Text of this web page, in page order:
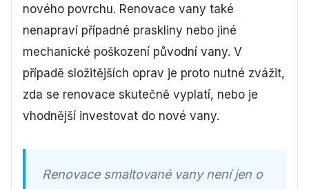
nového povrchu. Renovace vany také
nenapraví případné praskliny nebo jiné
mechanické poškození původní vany. V
případě složitějších oprav je proto nutné zvážit,
zda se renovace skutečně vyplatí, nebo je
vhodnější investovat do nové vany.
Renovace smaltované vany není jen o